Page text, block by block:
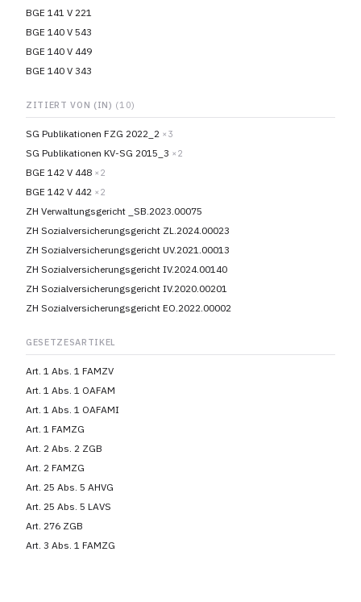
BGE 141 V 221
BGE 140 V 543
BGE 140 V 449
BGE 140 V 343
ZITIERT VON (IN) (10)
SG Publikationen FZG 2022_2 ×3
SG Publikationen KV-SG 2015_3 ×2
BGE 142 V 448 ×2
BGE 142 V 442 ×2
ZH Verwaltungsgericht _SB.2023.00075
ZH Sozialversicherungsgericht ZL.2024.00023
ZH Sozialversicherungsgericht UV.2021.00013
ZH Sozialversicherungsgericht IV.2024.00140
ZH Sozialversicherungsgericht IV.2020.00201
ZH Sozialversicherungsgericht EO.2022.00002
GESETZESARTIKEL
Art. 1 Abs. 1 FAMZV
Art. 1 Abs. 1 OAFAM
Art. 1 Abs. 1 OAFAMI
Art. 1 FAMZG
Art. 2 Abs. 2 ZGB
Art. 2 FAMZG
Art. 25 Abs. 5 AHVG
Art. 25 Abs. 5 LAVS
Art. 276 ZGB
Art. 3 Abs. 1 FAMZG